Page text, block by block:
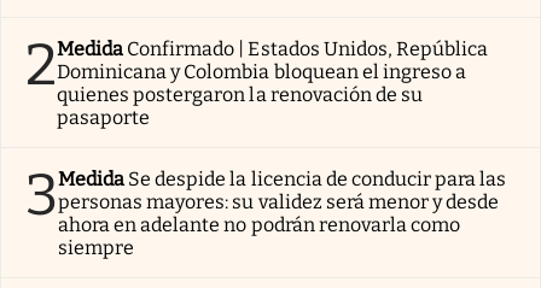
2Medida Confirmado | Estados Unidos, República
Dominicana y Colombia bloquean el ingreso a
quienes postergaron la renovación de su
pasaporte
3Medida Se despide la licencia de conducir para las
personas mayores: su validez será menor y desde
ahora en adelante no podrán renovarla como
siempre